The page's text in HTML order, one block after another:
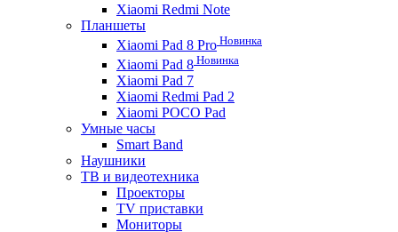
Xiaomi Redmi Note
Планшеты
Xiaomi Pad 8 Pro Новинка
Xiaomi Pad 8 Новинка
Xiaomi Pad 7
Xiaomi Redmi Pad 2
Xiaomi POCO Pad
Умные часы
Smart Band
Наушники
ТВ и видеотехника
Проекторы
TV приставки
Мониторы